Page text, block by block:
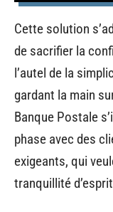
Cette solution
de sacrifier la
l’autel de la
gardant la main
Banque Postale
phase avec des
exigeants, qui
tranquillité